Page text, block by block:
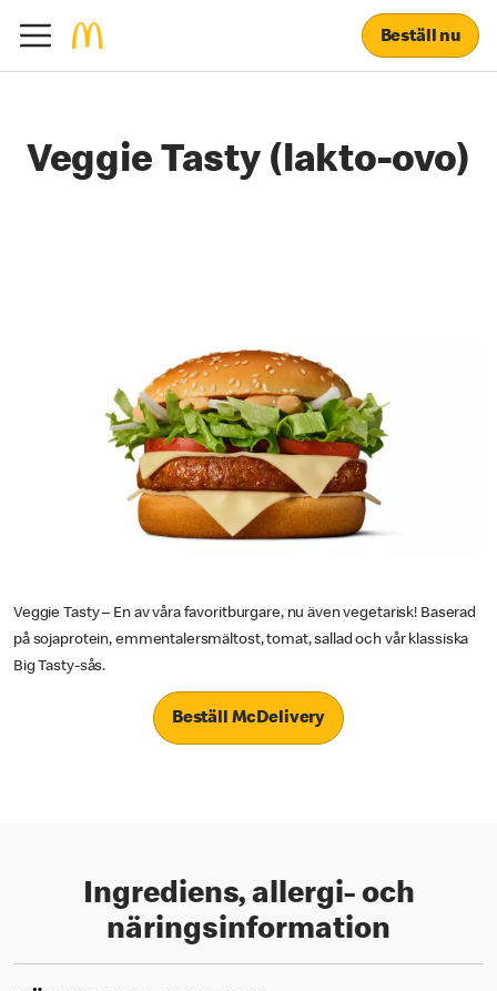
Beställ nu
Veggie Tasty (lakto-ovo)
Veggie Tasty – En av våra favoritburgare, nu även vegetarisk! Baserad
på sojaprotein, emmentalersmältost, tomat, sallad och vår klassiska
Big Tasty-sås.
Beställ McDelivery
Ingrediens, allergi- och
näringsinformation